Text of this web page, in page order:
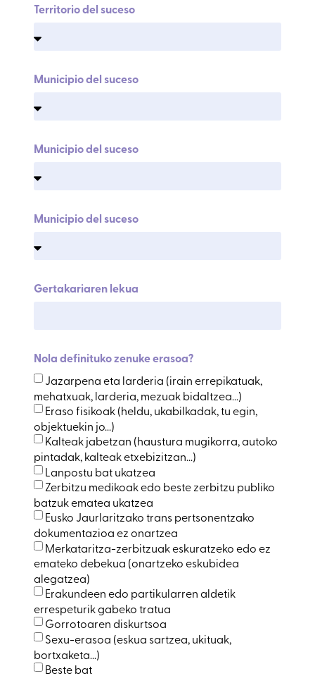
Territorio del suceso
Municipio del suceso
Municipio del suceso
Municipio del suceso
Gertakariaren lekua
Nola definituko zenuke erasoa?
Jazarpena eta larderia (irain errepikatuak,
mehatxuak, larderia, mezuak bidaltzea...)
Eraso fisikoak (heldu, ukabilkadak, tu egin,
objektuekin jo...)
Kalteak jabetzan (haustura mugikorra, autoko
pintadak, kalteak etxebizitzan...)
Lanpostu bat ukatzea
Zerbitzu medikoak edo beste zerbitzu publiko
batzuk ematea ukatzea
Eusko Jaurlaritzako trans pertsonentzako
dokumentazioa ez onartzea
Merkataritza-zerbitzuak eskuratzeko edo ez
emateko debekua (onartzeko eskubidea
alegatzea)
Erakundeen edo partikularren aldetik
errespeturik gabeko tratua
Gorrotoaren diskurtsoa
Sexu-erasoa (eskua sartzea, ukituak,
bortxaketa...)
Beste bat